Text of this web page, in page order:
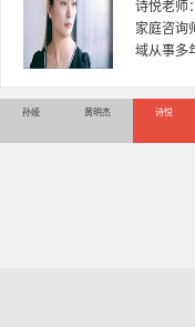
诗悦老师
家庭咨询
域从事多
孙娅 黄明杰 诗悦